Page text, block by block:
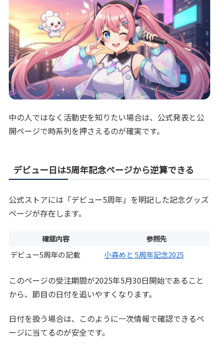
中の人ではなく活動史を知りたい場合は、公式発表と公
開ページで時系列を押さえるのが確実です。
デビュー日は5周年記念ページから逆算できる
公式ストアには「デビュー5周年」を明記した記念グッズ
ページが存在します。
確認内容 参照先
デビュー5周年の記載 小森めと 5周年記念2025
このページの受注期間が2025年5月30日開始であること
から、節目の日付を追いやすくなります。
日付を扱う場合は、このように一次情報で確認できるペ
ージに当てるのが安全です。